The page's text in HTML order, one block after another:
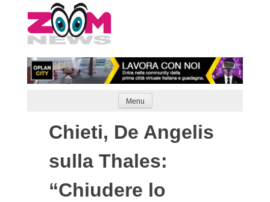
to
content
Menu
Chieti, De Angelis
sulla Thales:
“Chiudere lo